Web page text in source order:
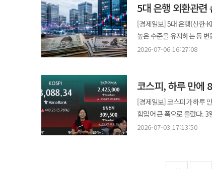
내다봤다.
들어오기 전에 환율이 하락
방어하고자 나중에 수령할
풀이된다. 은행 역시 향후 달러 가치 하락에 따른 손실 위험을 피하기 위해 선제적으로 대처할 것으로 보인다. 이에 실제
대규모 달러 자금이 유입되
월간 수출액이 사상 처음으
정부가 기업들을 상대로 강경 대응에 나섰다. 지난 7일 서울 영등
전체회의에서 관세청은 환
강조하며 시장의 금리 인상 기대감을
이상 금리를 올릴 것으로 예
뒤집힌 것으로 보인다. 이
산유국이면서 대표적 안전자산
강달러 기조가 조만간 한 풀
절반 넘게 밑도는 수치다.
정례회의에서 금리를 올릴 것이라는 전망은 급
하락했던 것으로 나타났
골드만삭스 등은 일제히 달
"앞으로 물가 상승 압력이
5대 은행 외환관
[경제일보] 5대 은행(신한
높은 수준을 유지하는 등
6일 업계에 따르면 5대은행
하나·농협은행은 흑자를
손실을 냈다. 같은 기간 신
하나은행의 올해 1분기 외
올해 1분기 하나은행의 외
규모가 모두 큰 상황에서도 이익이 손실을 웃돌면
2026-07-06 16:27:08
코스피, 하루 만에
[경제일보] 코스피가 하루
힘입어 큰 폭으로 올랐다. 3일 한국거래소에 따르면 코스피는 전 거래일 대비 440.25포인트 상승한 8088.34로 장을
마감했다. 이날 코스피 지수는 91.66포인트 오른 7739.75로 출발했다. 장 초반 하락세로 돌아서며 7378.10까지
오후 1시 47분께 프로그램 매수호
2026-07-03 17:13:50